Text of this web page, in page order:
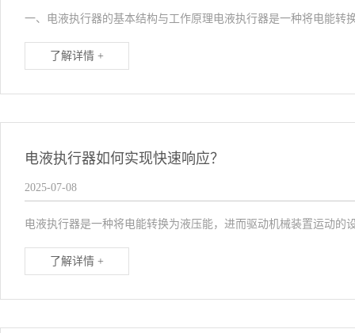
一、电液执行器的基本结构与工作原理电液执行器是一种将电能
了解详情 +
电液执行器如何实现快速响应？
2025-07-08
电液执行器是一种将电能转换为液压能，进而驱动机械装置运动
了解详情 +